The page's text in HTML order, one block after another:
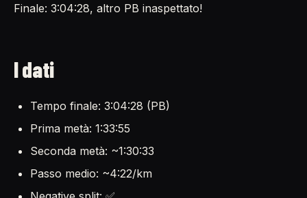
Finale: 3:04:28, altro PB inaspettato!
I dati
Tempo finale: 3:04:28 (PB)
Prima metà: 1:33:55
Seconda metà: ~1:30:33
Passo medio: ~4:22/km